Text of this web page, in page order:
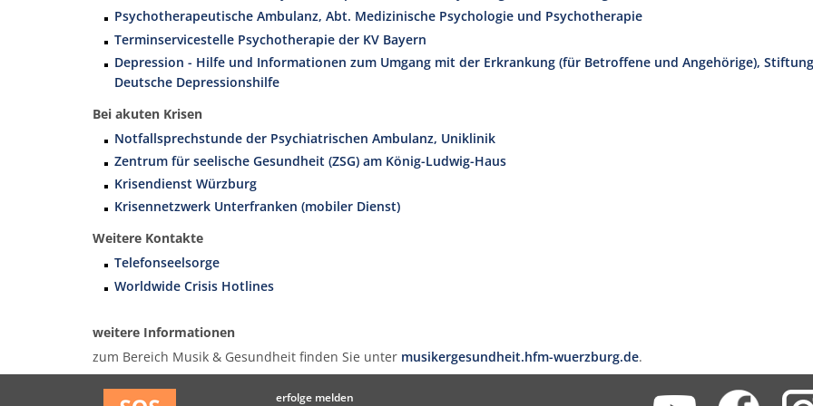
Psychotherapeutische Ambulanz, Abt. Medizinische Psychologie und Psychotherapie
Terminservicestelle Psychotherapie der KV Bayern
Depression - Hilfe und Informationen zum Umgang mit der Erkrankung (für Betroffene und Angehörige), Stiftung
Deutsche Depressionshilfe
Bei akuten Krisen
Notfallsprechstunde der Psychiatrischen Ambulanz, Uniklinik
Zentrum für seelische Gesundheit (ZSG) am König-Ludwig-Haus
Krisendienst Würzburg
Krisennetzwerk Unterfranken (mobiler Dienst)
Weitere Kontakte
Telefonseelsorge
Worldwide Crisis Hotlines
weitere Informationen
zum Bereich Musik & Gesundheit finden Sie unter musikergesundheit.hfm-wuerzburg.de.
erfolge melden